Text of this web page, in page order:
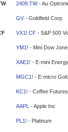
2409.TW- Au
GV - Goldfield Corp
VX1!.CF - S&P 500
YM1! - Mini Dow
XAE1! - E-mini
MGC1! - E-micro
KC1! - Coffee Futures
AAPL - Apple Inc
PL1! - Platinum